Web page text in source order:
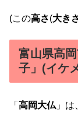
(この高さ(大き
富山県高
子」(イケ
「 高岡大仏 」は